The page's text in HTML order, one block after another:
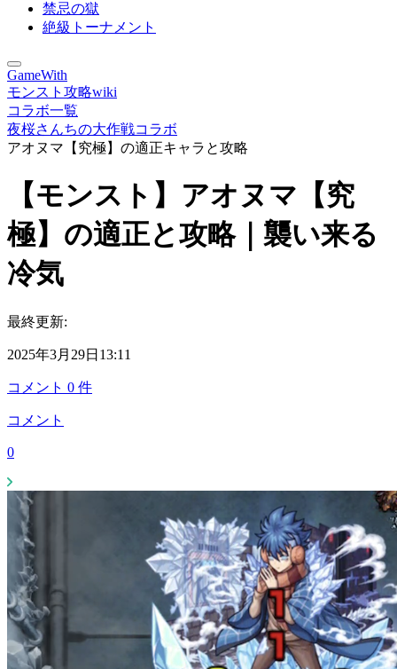
禁忌の獄
絶級トーナメント
GameWith
モンスト攻略wiki
コラボ一覧
夜桜さんちの大作戦コラボ
アオヌマ【究極】の適正キャラと攻略
【モンスト】アオヌマ【究
極】の適正と攻略｜襲い来る
冷気
最終更新:
2025年3月29日13:11
コメント 0 件
コメント
0